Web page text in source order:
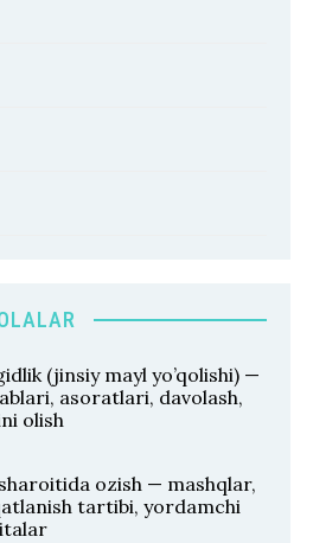
(jinsiy mayl yo’qolishi) —
asoratlari, davolash,
olish
ozish — mashqlar,
tartibi, yordamchi